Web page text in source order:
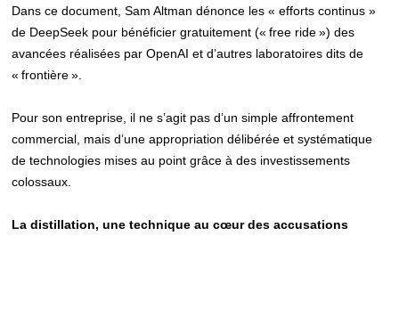
Dans ce document, Sam Altman dénonce les « efforts continus »
de DeepSeek pour bénéficier gratuitement (« free ride ») des
avancées réalisées par OpenAI et d’autres laboratoires dits de
« frontière ».
Pour son entreprise, il ne s’agit pas d’un simple affrontement
commercial, mais d’une appropriation délibérée et systématique
de technologies mises au point grâce à des investissements
colossaux.
La distillation, une technique au cœur des accusations